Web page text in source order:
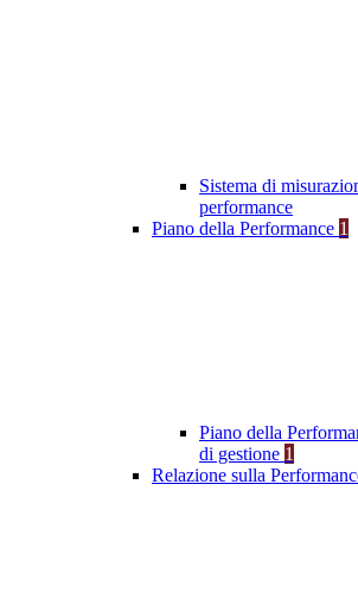
Sistema di
performance
Piano della Performance 1
Piano della
di gestione 1
Relazione sulla